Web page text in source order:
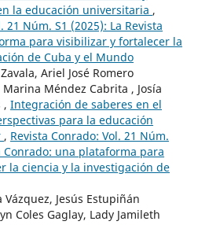
la educación universitaria ,
21 Núm. S1 (2025): La Revista
para visibilizar y fortalecer la
de Cuba y el Mundo
Ariel José Romero
Méndez Cabrita , Josía
, Integración de saberes en el
para la educación
, Revista Conrado: Vol. 21 Núm.
Conrado: una plataforma para
la ciencia y la investigación de
Jesús Estupiñán
Coles Gaglay, Lady Jamileth